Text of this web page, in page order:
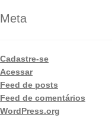
Meta
Cadastre-se
Acessar
Feed de posts
Feed de comentários
WordPress.org